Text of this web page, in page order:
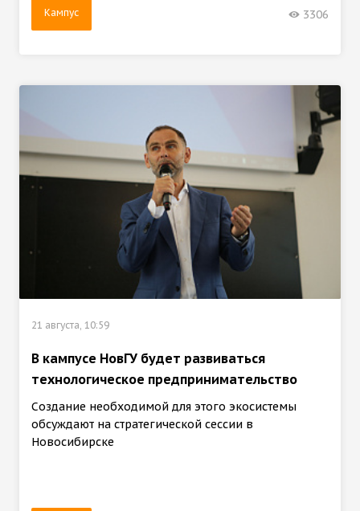
Кампус 3306
21 августа, 10:59
В кампусе НовГУ будет развиваться
технологическое предпринимательство
Создание необходимой для этого экосистемы
обсуждают на стратегической сессии в
Новосибирске